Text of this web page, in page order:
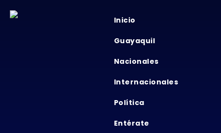
Inicio
Guayaquil
Nacionales
Internacionales
Política
Entérate